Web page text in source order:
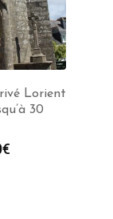
Lorient
30
€